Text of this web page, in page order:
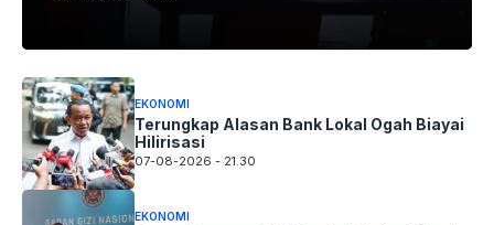
EKONOMI
Terungkap Alasan Bank Lokal Ogah Biayai
Hilirisasi
07-08-2026 - 21.30
EKONOMI